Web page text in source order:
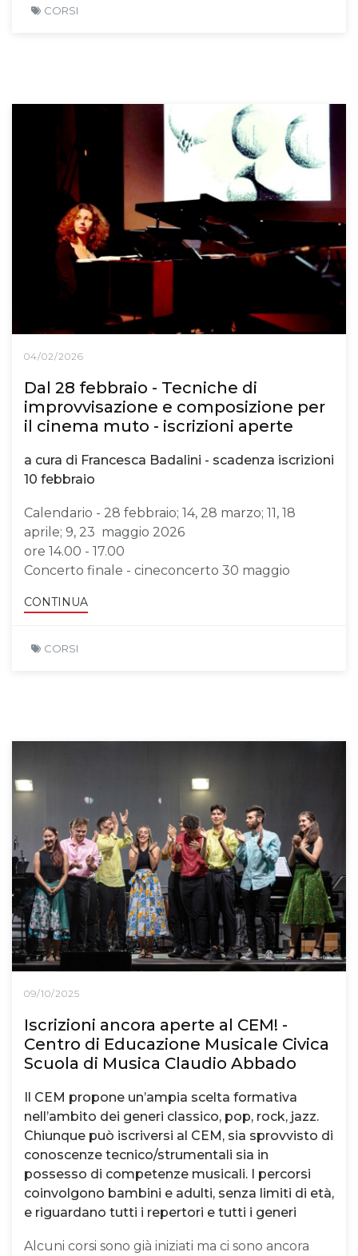
CORSI
04/02/2026
Dal 28 febbraio - Tecniche di
improvvisazione e composizione per
il cinema muto - iscrizioni aperte
a cura di Francesca Badalini - scadenza iscrizioni
10 febbraio
Calendario - 28 febbraio; 14, 28 marzo; 11, 18
aprile; 9, 23 maggio 2026
ore 14.00 - 17.00
Concerto finale - cineconcerto 30 maggio
CONTINUA
CORSI
09/10/2025
Iscrizioni ancora aperte al CEM! -
Centro di Educazione Musicale Civica
Scuola di Musica Claudio Abbado
Il CEM propone un’ampia scelta formativa
nell’ambito dei generi classico, pop, rock, jazz.
Chiunque può iscriversi al CEM, sia sprovvisto di
conoscenze tecnico/strumentali sia in
possesso di competenze musicali. I percorsi
coinvolgono bambini e adulti, senza limiti di età,
e riguardano tutti i repertori e tutti i generi
Alcuni corsi sono già iniziati ma ci sono ancora